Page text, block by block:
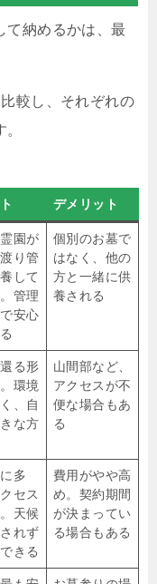
て納めるかは、最
較し、それぞれの
デメリット
園が
り管
して
管理
安心
個別のお墓で
はなく、他の
方と一緒に供
養される
る形
環境
、自
な方
山間部など、
アクセスが不
便な場合もあ
る
多
セス
天候
れず
きる
費用がやや高
め。契約期間
が決まってい
る場合もある